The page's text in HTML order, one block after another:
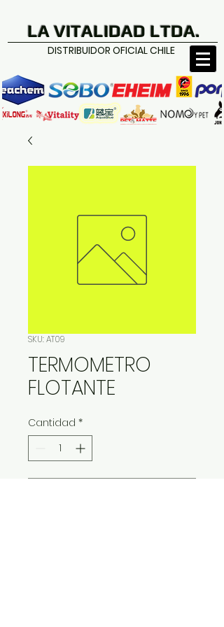
LA VITALIDAD LTDA.
DISTRIBUIDOR OFICIAL CHILE
SKU: AT09
TERMOMETRO
FLOTANTE
Cantidad *